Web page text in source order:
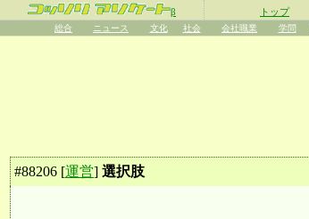
β トップ
総合 ニュース 文化 社会 会社職業 学問
#88206 [運営] 選択肢